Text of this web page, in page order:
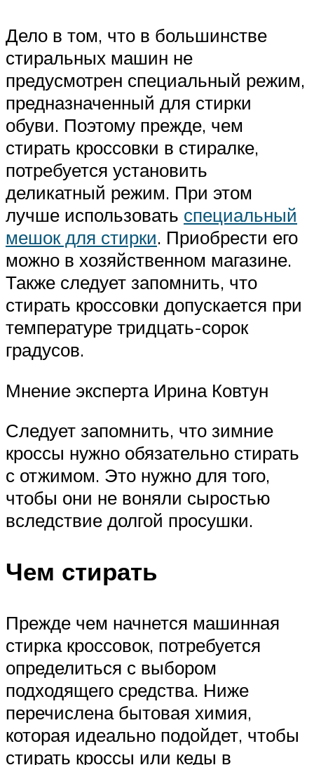
Дело в том, что в большинстве
стиральных машин не
предусмотрен специальный режим,
предназначенный для стирки
обуви. Поэтому прежде, чем
стирать кроссовки в стиралке,
потребуется установить
деликатный режим. При этом
лучше использовать специальный
мешок для стирки. Приобрести его
можно в хозяйственном магазине.
Также следует запомнить, что
стирать кроссовки допускается при
температуре тридцать-сорок
градусов.
Мнение эксперта Ирина Ковтун
Следует запомнить, что зимние
кроссы нужно обязательно стирать
с отжимом. Это нужно для того,
чтобы они не воняли сыростью
вследствие долгой просушки.
Чем стирать
Прежде чем начнется машинная
стирка кроссовок, потребуется
определиться с выбором
подходящего средства. Ниже
перечислена бытовая химия,
которая идеально подойдет, чтобы
стирать кроссы или кеды в